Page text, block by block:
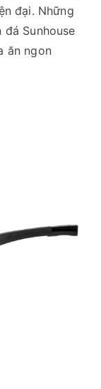
đại. Những
Sunhouse
ăn ngon